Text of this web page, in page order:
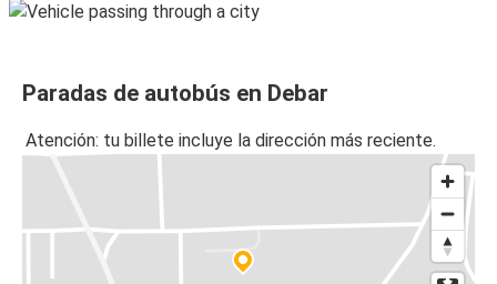
Paradas de autobús en Debar
Atención: tu billete incluye la dirección más reciente.